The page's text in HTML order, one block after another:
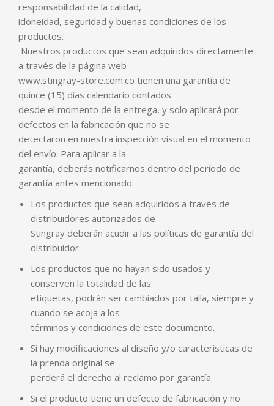
responsabilidad de la calidad,
idoneidad, seguridad y buenas condiciones de los
productos.
Nuestros productos que sean adquiridos directamente
a través de la página web
www.stingray-store.com.co tienen una garantía de
quince (15) días calendario contados
desde el momento de la entrega, y solo aplicará por
defectos en la fabricación que no se
detectaron en nuestra inspección visual en el momento
del envío. Para aplicar a la
garantía, deberás notificarnos dentro del período de
garantía antes mencionado.
Los productos que sean adquiridos a través de
distribuidores autorizados de
Stingray deberán acudir a las políticas de garantía del
distribuidor.
Los productos que no hayan sido usados y
conserven la totalidad de las
etiquetas, podrán ser cambiados por talla, siempre y
cuando se acoja a los
términos y condiciones de este documento.
Si hay modificaciones al diseño y/o características de
la prenda original se
perderá el derecho al reclamo por garantía.
Si el producto tiene un defecto de fabricación y no